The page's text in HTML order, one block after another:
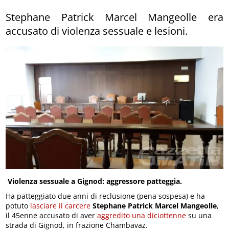
Stephane Patrick Marcel Mangeolle era
accusato di violenza sessuale e lesioni.
Violenza sessuale a Gignod: aggressore patteggia.
Ha patteggiato due anni di reclusione (pena sospesa) e ha
potuto lasciare il carcere Stephane Patrick Marcel Mangeolle,
il 45enne accusato di averaggredito una diciottenne su una
strada di Gignod, in frazione Chambavaz.